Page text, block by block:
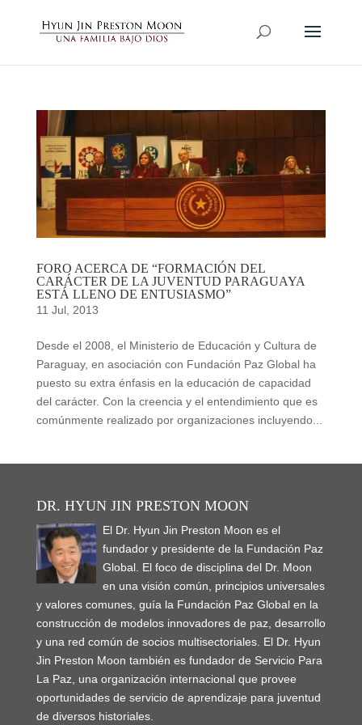
FORO ACERCA DE “FORMACIÓN DEL
CARÁCTER DE LA JUVENTUD PARAGUAYA
ESTÁ LLENO DE ENTUSIASMO”
11 Jul, 2013
Desde el 2008, el Ministerio de Educación y Cultura de
Paraguay, en asociación con Fundación Paz Global ha
puesto su extra énfasis en la educación de capacidad
del carácter. Con la creencia y el entendimiento que es
comúnmente realizado por organizaciones incluyendo...
DR. HYUN JIN PRESTON MOON
El Dr. Hyun Jin Preston Moon es el
fundador y presidente de la Fundación Paz
Global. El foco de disciplina del Dr. Moon
en una visión común, principios universales
y valores comunes, guía la Fundación Paz Global en la
construcción de modelos innovadores de paz, desarrollo
y una red común de socios multisectoriales. El Dr. Hyun
Jin Preston Moon también es fundador de Servicio Para
La Paz, una organización internacional que provee
oportunidades de servicio de aprendizaje para juventud
de diversos historiales.